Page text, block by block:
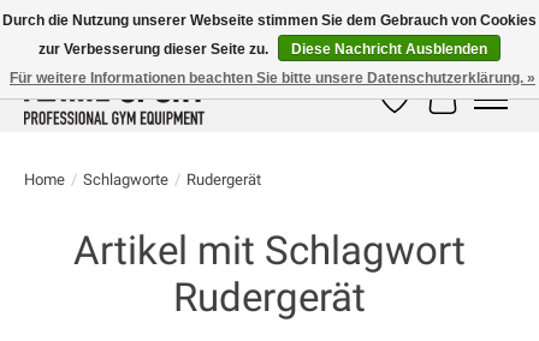
E-MAIL:info@flame-sport.deTEL.: +49 1525 9705 011
Wunschzettel
Ihr
Home / Schlagworte / Rudergerät
Artikel mit Schlagwort
Rudergerät
Durch die Nutzung unserer Webseite stimmen Sie dem Gebrauch von Cookies
zur Verbesserung dieser Seite zu.
Diese Nachricht Ausblenden
Für weitere Informationen beachten Sie bitte unsere Datenschutzerklärung. »